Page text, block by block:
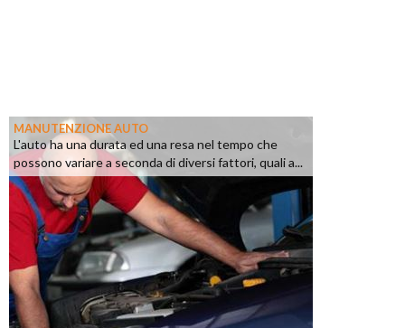
MANUTENZIONE AUTO
L'auto ha una durata ed una resa nel tempo che
possono variare a seconda di diversi fattori, quali a...